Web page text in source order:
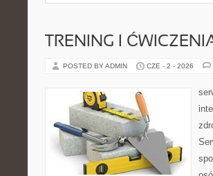
TRENING I
POSTED BY ADMIN CZE - 2 - 2026